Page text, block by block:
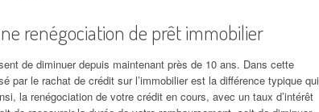
renégociation de prêt immobilier
de diminuer depuis maintenant près de 10 ans. Dans cette
par le rachat de crédit sur l’immobilier est la différence typique qui
la renégociation de votre crédit en cours, avec un taux d’intérêt